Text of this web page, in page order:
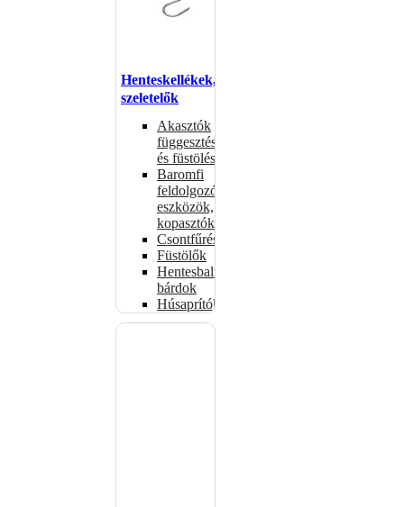
Henteskellékek,
szeletelők
Akasztók
függesztéshez
és füstöléshez
Baromfi
feldolgozó
eszközök,
kopasztók
Csontfűrészek
Füstölők
Hentesbalták,
bárdok
Húsaprítók